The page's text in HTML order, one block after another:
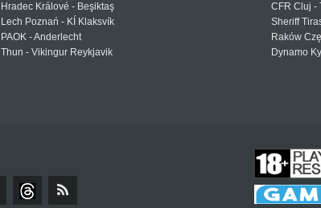
Hradec Králové - Beşiktaş
Lech Poznań - KÍ Klaksvík
PAOK - Anderlecht
Thun - Vikingur Reykjavik
CFR Cluj -
Sheriff
Raków
Dynamo